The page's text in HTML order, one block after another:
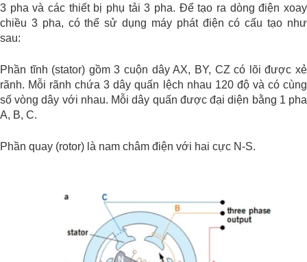
3 pha và các thiết bị phụ tải 3 pha. Để tạo ra dòng điện xoay
chiều 3 pha, có thể sử dụng máy phát điện có cấu tạo như
sau:
Phần tĩnh (stator) gồm 3 cuộn dây AX, BY, CZ có lõi được xẻ
rãnh. Mỗi rãnh chứa 3 dây quấn lệch nhau 120 độ và có cùng
số vòng dây với nhau. Mỗi dây quấn được đại diện bằng 1 pha
A, B, C.
Phần quay (rotor) là nam châm điện với hai cực N-S.